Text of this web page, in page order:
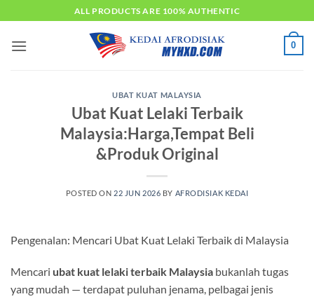
to
content
ALL PRODUCTS ARE 100% AUTHENTIC
0
UBAT KUAT MALAYSIA
Ubat Kuat Lelaki Terbaik
Malaysia:Harga,Tempat Beli
&Produk Original
POSTED ON 22 JUN 2026 BY AFRODISIAK KEDAI
Pengenalan: Mencari Ubat Kuat Lelaki Terbaik di Malaysia
Mencari ubat kuat lelaki terbaik Malaysia bukanlah tugas
yang mudah — terdapat puluhan jenama, pelbagai jenis